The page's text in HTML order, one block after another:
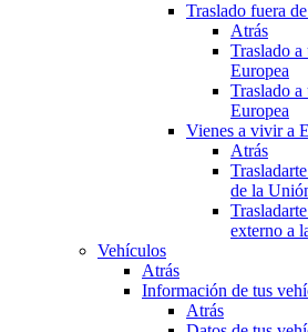
Traslado fuera
Atrás
Traslado
Europea
Traslado
Europea
Vienes a vivir a
Atrás
de la
externo a
Vehículos
Atrás
Información de tus
Atrás